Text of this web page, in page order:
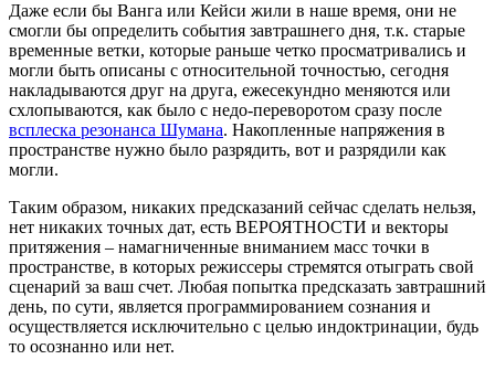
Даже если бы Ванга или Кейси жили в наше время, они не
смогли бы определить события завтрашнего дня, т.к. старые
временные ветки, которые раньше четко просматривались и
могли быть описаны с относительной точностью, сегодня
накладываются друг на друга, ежесекундно меняются или
схлопываются, как было с недо-переворотом сразу после
всплеска резонанса Шумана. Накопленные напряжения в
пространстве нужно было разрядить, вот и разрядили как
могли.
Таким образом, никаких предсказаний сейчас сделать нельзя,
нет никаких точных дат, есть ВЕРОЯТНОСТИ и векторы
притяжения – намагниченные вниманием масс точки в
пространстве, в которых режиссеры стремятся отыграть свой
сценарий за ваш счет. Любая попытка предсказать завтрашний
день, по сути, является программированием сознания и
осуществляется исключительно с целью индоктринации, будь
то осознанно или нет.